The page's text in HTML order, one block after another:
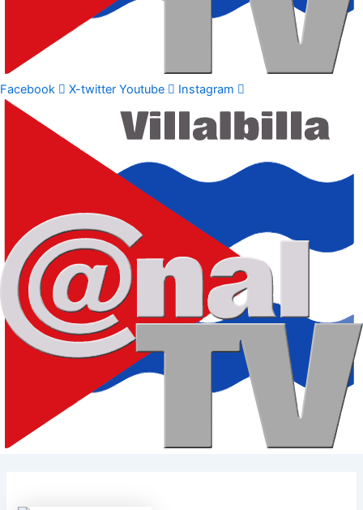
Facebook X-twitter Youtube Instagram